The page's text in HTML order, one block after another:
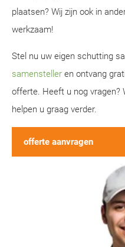
plaatsen? Wij zijn ook in
werkzaam!
Stel nu uw eigen schutting
samensteller en ontvang
offerte. Heeft u nog vragen?
helpen u graag verder.
offerte aanvragen